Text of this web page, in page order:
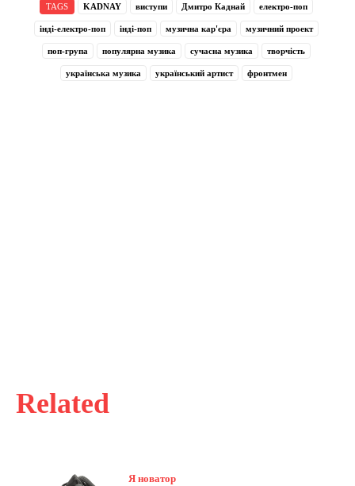
Related
Я новатор
TAGS KADNAY виступи Дмитро Каднай електро-поп
інді-електро-поп інді-поп музична кар'єра музичний проект
поп-група популярна музика сучасна музика творчість
українська музика український артист фронтмен